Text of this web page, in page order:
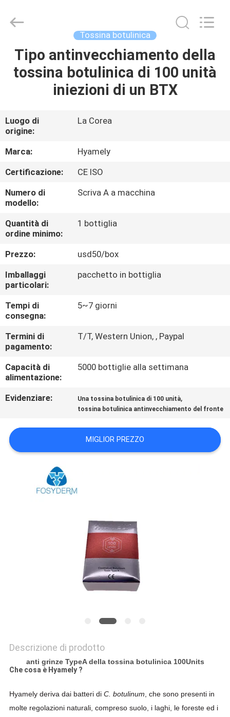
CASA.
PRODOTTI
SU
DI
NOI
VISITA
ALLA
FABBRICA
CONTROLLO
DELLA
QUALITÀ
CONTATTACI
NOTIZIE
UN
PREVENTIVO
SHOPPING
International
Trading
Rights
Tossina botulinica
Tipo antinvecchiamento della
tossina botulinica di 100 unità
iniezioni di un BTX
Luogo di
origine:
La Corea
Marca:
Hyamely
Certificazione:
CE ISO
Numero di
modello:
Scriva A a macchina
Quantità di
ordine minimo:
1 bottiglia
Prezzo:
usd50/box
Imballaggi
particolari:
pacchetto in bottiglia
Tempi di
consegna:
5~7 giorni
Termini di
pagamento:
T/T, Western Union, , Paypal
Capacità di
alimentazione:
5000 bottiglie alla settimana
Evidenziare: Una tossina botulinica di 100 unità,
tossina botulinica antinvecchiamento del fronte
MIGLIOR PREZZO
Descrizione di prodotto
anti grinze TypeA della tossina botulinica 100Units
Che cosa è Hyamely ?
Hyamely deriva dai batteri di C. botulinum, che sono presenti in
molte regolazioni naturali, compreso suolo, i laghi, le foreste ed i